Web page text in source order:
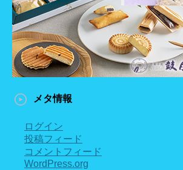
メタ情報
ログイン
投稿フィード
コメントフィード
WordPress.org